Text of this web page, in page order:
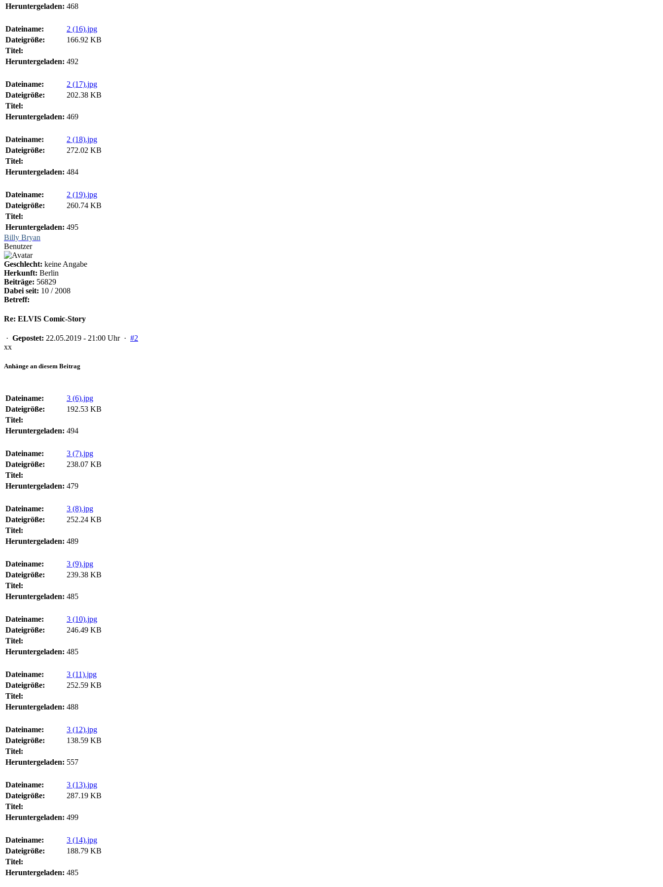
Heruntergeladen: 468
Dateiname:
2 (16).jpg
Dateigröße:
166.92 KB
Titel:
Heruntergeladen: 492
Dateiname:
2 (17).jpg
Dateigröße:
202.38 KB
Titel:
Heruntergeladen: 469
Dateiname:
2 (18).jpg
Dateigröße:
272.02 KB
Titel:
Heruntergeladen: 484
Dateiname:
2 (19).jpg
Dateigröße:
260.74 KB
Titel:
Heruntergeladen: 495
Billy Bryan
Benutzer
Geschlecht: keine Angabe
Herkunft: Berlin
Beiträge: 56829
Dabei seit: 10 / 2008
Betreff:
Re: ELVIS Comic-Story
· Gepostet: 22.05.2019 - 21:00 Uhr · #2
xx
Anhänge an diesem Beitrag
Dateiname:
3 (6).jpg
Dateigröße:
192.53 KB
Titel:
Heruntergeladen: 494
Dateiname:
3 (7).jpg
Dateigröße:
238.07 KB
Titel:
Heruntergeladen: 479
Dateiname:
3 (8).jpg
Dateigröße:
252.24 KB
Titel:
Heruntergeladen: 489
Dateiname:
3 (9).jpg
Dateigröße:
239.38 KB
Titel:
Heruntergeladen: 485
Dateiname:
3 (10).jpg
Dateigröße:
246.49 KB
Titel:
Heruntergeladen: 485
Dateiname:
3 (11).jpg
Dateigröße:
252.59 KB
Titel:
Heruntergeladen: 488
Dateiname:
3 (12).jpg
Dateigröße:
138.59 KB
Titel:
Heruntergeladen: 557
Dateiname:
3 (13).jpg
Dateigröße:
287.19 KB
Titel:
Heruntergeladen: 499
Dateiname:
3 (14).jpg
Dateigröße:
188.79 KB
Titel:
Heruntergeladen: 485